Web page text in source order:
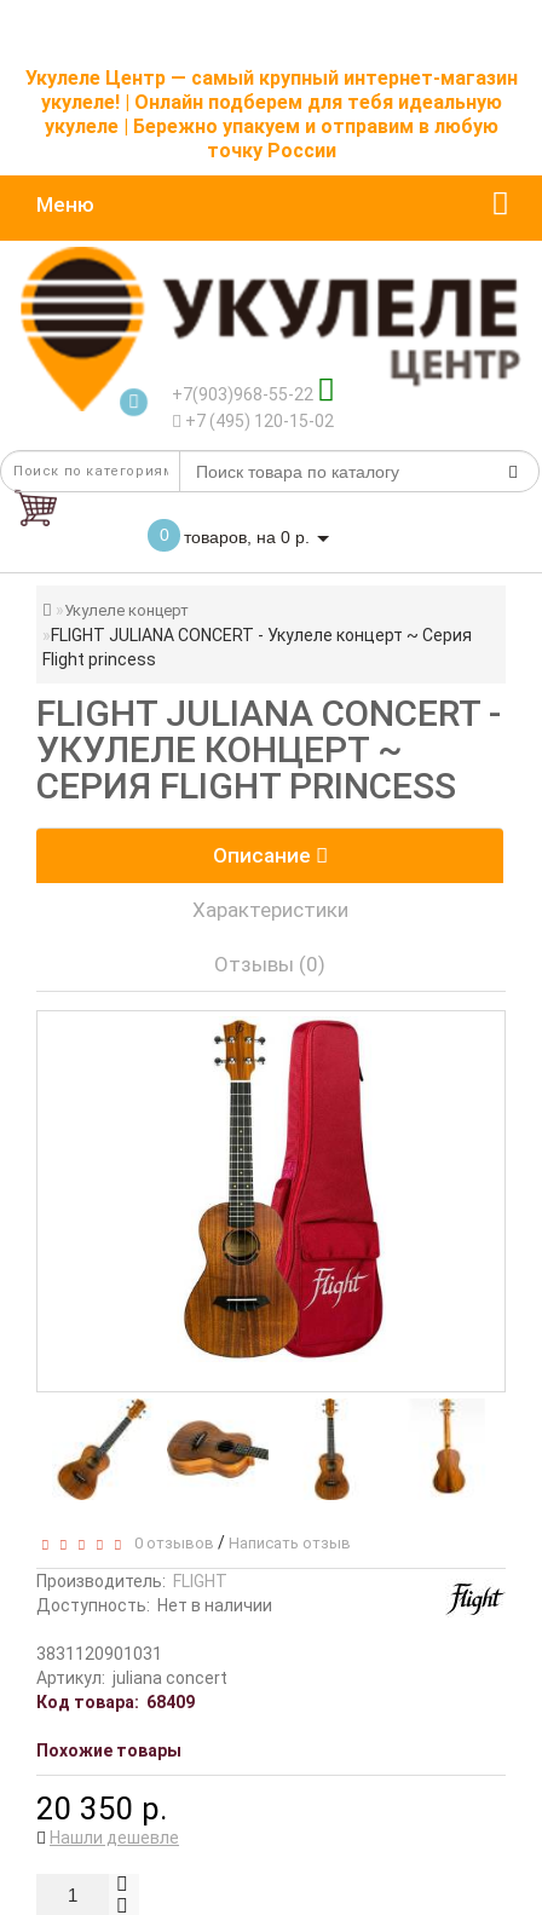
Укулеле Центр — самый крупный интернет-магазин
укулеле! | Онлайн подберем для тебя идеальную
укулеле | Бережно упакуем и отправим в любую
точку России
Меню
+7(903)968-55-22
+7 (495) 120-15-02
0 товаров, на 0 р.
Укулеле концерт
FLIGHT JULIANA CONCERT - Укулеле концерт ~ Серия
Flight princess
FLIGHT JULIANA CONCERT -
УКУЛЕЛЕ КОНЦЕРТ ~
СЕРИЯ FLIGHT PRINCESS
Описание
Характеристики
Отзывы (0)
0 отзывов / Написать отзыв
Производитель: FLIGHT
Доступность: Нет в наличии
3831120901031
Артикул: juliana concert
Код товара: 68409
Похожие товары
20 350 р.
Нашли дешевле